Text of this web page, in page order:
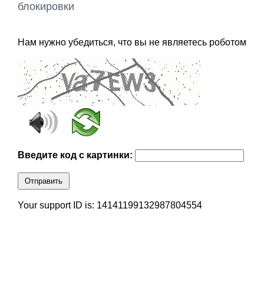
блокировки
Нам нужно убедиться, что вы не являетесь роботом
Введите код с картинки:
Отправить
Your support ID is: 14141199132987804554